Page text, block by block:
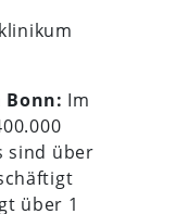
Im
sind über
über 1